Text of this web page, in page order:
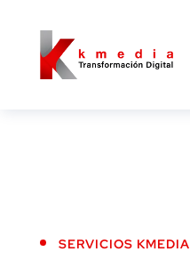
SERVICIOS KMEDIA